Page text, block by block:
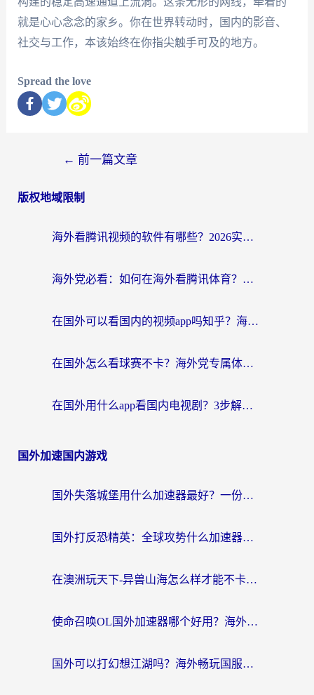
就是心心念念的家乡。你在世界转动时，国内的影音、
社交与工作，本该始终在你指尖触手可及的地方。
Spread the love
← 前一篇文章
版权地域限制
海外看腾讯视频的软件有哪些？2026实测有效，留学生都在用的回国加速器指南
海外党必看：如何在海外看腾讯体育？解决赛事直播地区限制的终极指南
在国外可以看国内的视频app吗知乎？海外党亲测有效的追剧加速方案
在国外怎么看球赛不卡？海外党专属体育直播自由指南
在国外用什么app看国内电视剧？3步解决版权限制+卡顿难题
国外加速国内游戏
国外失落城堡用什么加速器最好？一份来自老玩家的真实指南
国外打反恐精英：全球攻势什么加速器好用？2026海外玩家国服游戏加速终极指南
在澳洲玩天下-异兽山海怎么样才能不卡？一份给南半球玩家的自救指南
使命召唤OL国外加速器哪个好用？海外玩家亲测的国服游戏加速终极指南
国外可以打幻想江湖吗？海外畅玩国服游戏的终极指南